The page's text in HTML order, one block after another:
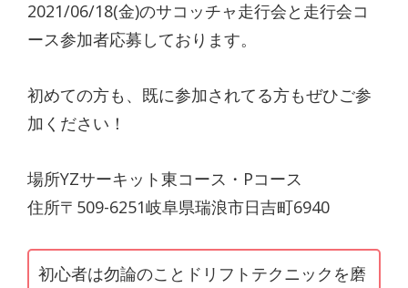
2021/06/18(金)のサコッチャ走行会と走行会コ
ース参加者応募しております。
初めての方も、既に参加されてる方もぜひご参
加ください！
場所YZサーキット東コース・Pコース
住所〒509-6251岐阜県瑞浪市日吉町6940
初心者は勿論のことドリフトテクニックを磨